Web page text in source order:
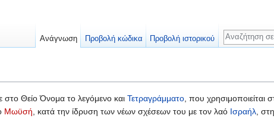
στο Θείο Όνομα το λεγόμενο και Τετραγράμματο, που χρησιμοποιείται
Μωϋσή, κατά την ίδρυση των νέων σχέσεων του με τον λαό Ισραήλ, στη
Ανάγνωση Προβολή κώδικα Προβολή ιστορικού